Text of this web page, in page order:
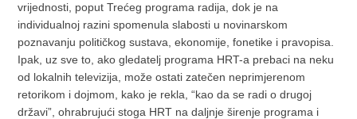
vrijednosti, poput Trećeg programa radija, dok je na
individualnoj razini spomenula slabosti u novinarskom
poznavanju političkog sustava, ekonomije, fonetike i pravopisa.
Ipak, uz sve to, ako gledatelj programa HRT-a prebaci na neku
od lokalnih televizija, može ostati zatečen neprimjerenom
retorikom i dojmom, kako je rekla, “kao da se radi o drugoj
državi”, ohrabrujući stoga HRT na daljnje širenje programa i